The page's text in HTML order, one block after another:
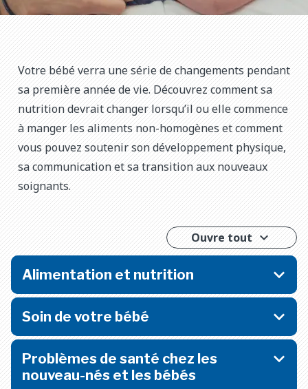
Votre bébé verra une série de changements pendant
sa première année de vie. Découvrez comment sa
nutrition devrait changer lorsqu’il ou elle commence
à manger les aliments non-homogènes et comment
vous pouvez soutenir son développement physique,
sa communication et sa transition aux nouveaux
soignants.
Ouvre tout
Alimentation et nutrition
Soin de votre bébé
Problèmes de santé chez les
nouveau-nés et les bébés